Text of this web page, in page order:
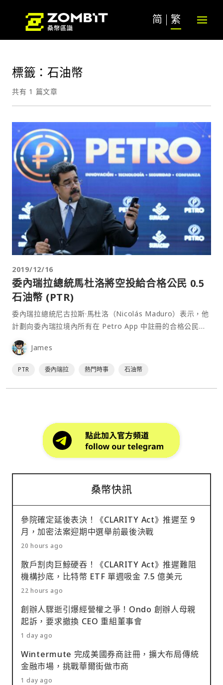
简 繁
標籤：石油幣
共有 1 篇文章
2019/12/16
委內瑞拉總統馬杜洛將空投給合格公民 0.5
石油幣 (PTR)
委內瑞拉總統尼古拉斯·馬杜洛（Nicolás Maduro）表示，他
計劃向委內瑞拉境內所有在 Petro App 中註冊的合格公民贈
James
PTR 委內瑞拉 熱門時事 石油幣
桑幣快訊
參院確定延後表決！《CLARITY Act》推遲至 9
月，加密法案迎期中選舉前最後決戰
20 hours ago
散戶割肉巨鯨硬吞！《CLARITY Act》推遲難阻
機構抄底，比特幣 ETF 單週吸金 7.5 億美元
22 hours ago
創辦人驟逝引爆經營權之爭！Ondo 創辦人母親
起訴，要求撤換 CEO 重組董事會
1 day ago
Wintermute 完成美國券商註冊，擴大布局傳統
金融市場，挑戰華爾街做市商
1 day ago